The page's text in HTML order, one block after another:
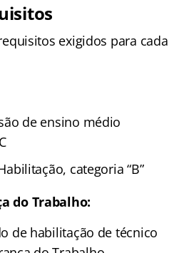
exigidos para cada
de ensino médio
categoria “B”
do Trabalho:
de habilitação de técnico